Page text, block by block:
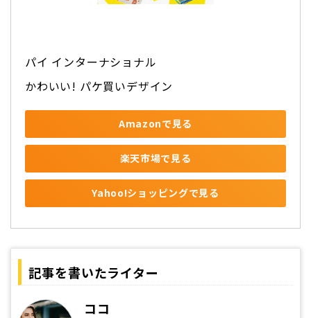
パイ インターナショナル
かわいい! パケ買いデザイン
Amazonで見る
楽天市場で見る
Yahoo!ショッピングで見る
記事を書いたライター
ココ